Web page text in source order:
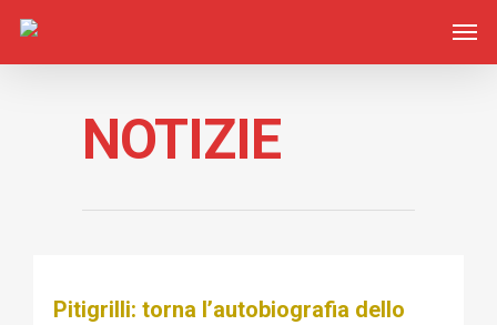
NOTIZIE
Pitigrilli: torna l’autobiografia dello